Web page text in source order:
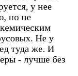
у нее
но не
Не у
туда же. И
- лучше без